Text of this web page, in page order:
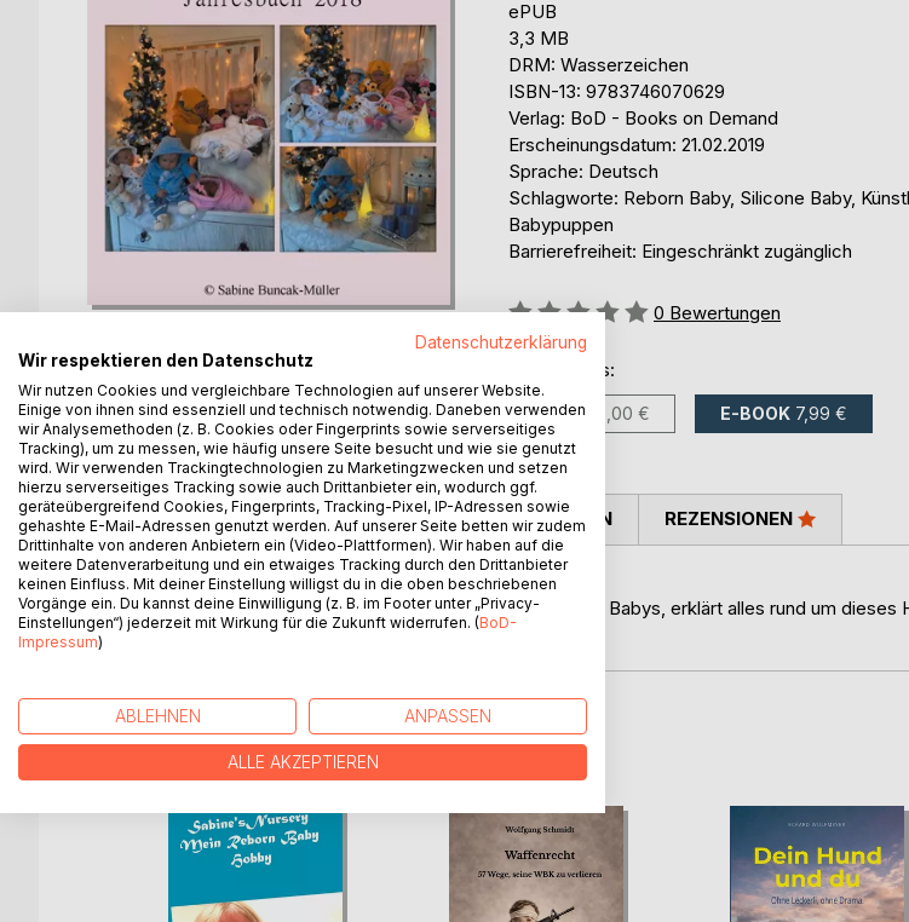
ePUB
3,3 MB
DRM: Wasserzeichen
ISBN-13: 9783746070629
Verlag: BoD - Books on Demand
Erscheinungsdatum: 21.02.2019
Sprache: Deutsch
Schlagworte: Reborn Baby, Silicone Baby,
Babypuppen
Barrierefreiheit: Eingeschränkt zugänglich
Bewertung::
0%
0 Bewertungen
erhältlich als:
BUCH 10,00 € E-BOOK 7,99 €
BESCHREIBUNG
Jahrbuch / Bildband
Sabine's Nursery 2018 gibt Einblicke in das Hobby Reborn Babys, erklärt alles rund um dieses
Leser teilhaben an ihrem Leben.
AUTOR/IN PRESSESTIMMEN REZENSIONEN
WEITERE TITEL BEIBoD
Datenschutzerklärung
Wir respektieren den Datenschutz
Wir nutzen Cookies und vergleichbare Technologien auf unserer Website.
Einige von ihnen sind essenziell und technisch notwendig. Daneben verwenden
wir Analysemethoden (z. B. Cookies oder Fingerprints sowie serverseitiges
Tracking), um zu messen, wie häufig unsere Seite besucht und wie sie genutzt
wird. Wir verwenden Trackingtechnologien zu Marketingzwecken und setzen
hierzu serverseitiges Tracking sowie auch Drittanbieter ein, wodurch ggf.
geräteübergreifend Cookies, Fingerprints, Tracking-Pixel, IP-Adressen sowie
gehashte E-Mail-Adressen genutzt werden. Auf unserer Seite betten wir zudem
Drittinhalte von anderen Anbietern ein (Video-Plattformen). Wir haben auf die
weitere Datenverarbeitung und ein etwaiges Tracking durch den Drittanbieter
keinen Einfluss. Mit deiner Einstellung willigst du in die oben beschriebenen
Vorgänge ein. Du kannst deine Einwilligung (z. B. im Footer unter „Privacy-
Einstellungen“) jederzeit mit Wirkung für die Zukunft widerrufen. (BoD-
Impressum)
ABLEHNEN ANPASSEN
ALLE AKZEPTIEREN